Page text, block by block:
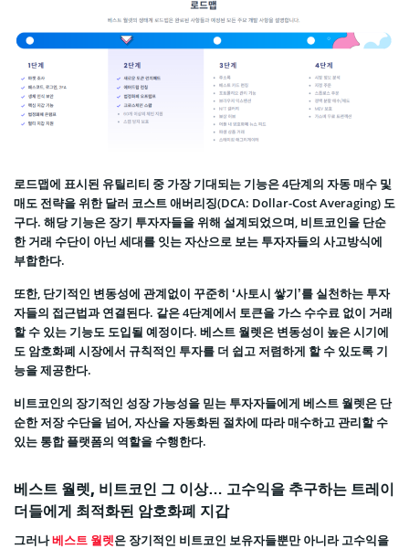
로드맵에 표시된 유틸리티 중 가장 기대되는 기능은 4단계의 자동 매수 및
매도 전략을 위한 달러 코스트 애버리징(DCA: Dollar-Cost Averaging) 도
구다. 해당 기능은 장기 투자자들을 위해 설계되었으며, 비트코인을 단순
한 거래 수단이 아닌 세대를 잇는 자산으로 보는 투자자들의 사고방식에
부합한다.
또한, 단기적인 변동성에 관계없이 꾸준히 ‘사토시 쌓기’를 실천하는 투자
자들의 접근법과 연결된다. 같은 4단계에서 토큰을 가스 수수료 없이 거래
할 수 있는 기능도 도입될 예정이다. 베스트 월렛은 변동성이 높은 시기에
도 암호화폐 시장에서 규칙적인 투자를 더 쉽고 저렴하게 할 수 있도록 기
능을 제공한다.
비트코인의 장기적인 성장 가능성을 믿는 투자자들에게 베스트 월렛은 단
순한 저장 수단을 넘어, 자산을 자동화된 절차에 따라 매수하고 관리할 수
있는 통합 플랫폼의 역할을 수행한다.
베스트 월렛, 비트코인 그 이상… 고수익을 추구하는 트레이
더들에게 최적화된 암호화폐 지갑
그러나베스트 월렛은 장기적인 비트코인 보유자들뿐만 아니라 고수익을